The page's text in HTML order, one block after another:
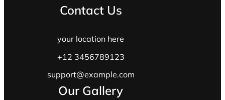
Contact Us
your location here
+12 3456789123
support@example.com
Our Gallery